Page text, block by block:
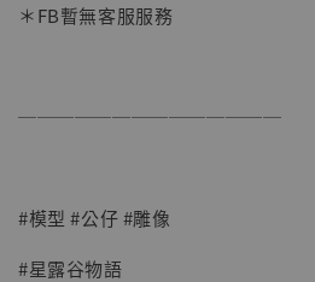
＊FB暫無客服服務
──────────────
#模型 #公仔 #雕像
#星露谷物語